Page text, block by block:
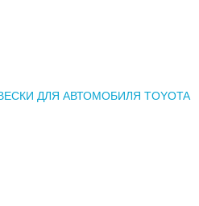
ДЛЯ АВТОМОБИЛЯ TOYOTA